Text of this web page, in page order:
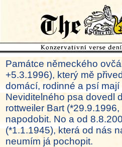
Památce německého
+5.3.1996), který mě
domácí, rodinné a psí
Neviditelného psa dovedl
rottweiler Bart
napodobit. No a od
(*1.1.1945), která od nás
neumím já pochopit.